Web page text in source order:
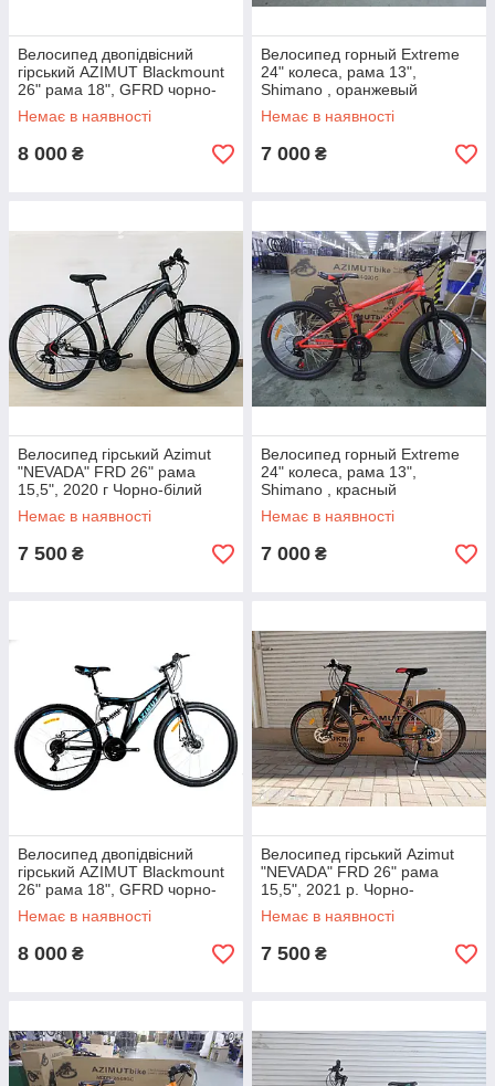
Велосипед двопідвісний
гірський AZIMUT Blackmount
26" рама 18", GFRD чорно-
зелений
Немає в наявності
8 000 ₴
Велосипед горный Extreme
24" колеса, рама 13",
Shimano , оранжевый
Немає в наявності
7 000 ₴
Велосипед гірський Azimut
"NEVADA" FRD 26" рама
15,5", 2020 г Чорно-білий
Немає в наявності
7 500 ₴
Велосипед горный Extreme
24" колеса, рама 13",
Shimano , красный
Немає в наявності
7 000 ₴
Велосипед двопідвісний
гірський AZIMUT Blackmount
26" рама 18", GFRD чорно-
синій
Немає в наявності
8 000 ₴
Велосипед гірський Azimut
"NEVADA" FRD 26" рама
15,5", 2021 р. Чорно-
червоний
Немає в наявності
7 500 ₴